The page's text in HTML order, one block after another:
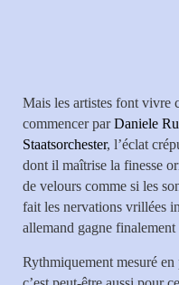
Mais les artistes font vivre
commencer parDaniele
Staatsorchester, l’éclat
dont il maîtrise la finesse
de velours comme si les
fait les nervations vrillées
allemand gagne finalement
Rythmiquement mesuré